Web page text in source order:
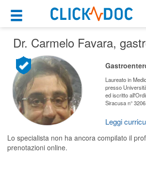
Motore di ricerca
Cerca uno specialista
Gastroenterologo
Catania (CT)
CERCA
Cosa possiamo offrirti
Per i pazienti
Prenota una visita
Ricerca specialisti
(su medicitalia.it)
Dr. Carmelo Favara,
Laureato in
presso
ed iscritto
Siracusa n°
Leggi
Lo specialista non ha ancora compilato il
prenotazioni online.